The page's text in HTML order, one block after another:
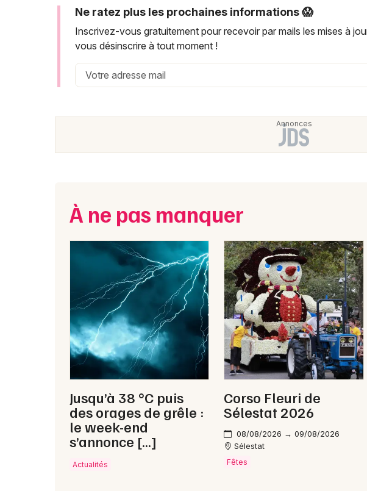
Actualités
Magazine
Mon
Ne ratez plus les prochaines informations 😱
Inscrivez-vous gratuitement pour recevoir par mails les mises à
vous désinscrire à tout moment !
À ne pas manquer
Jusqu’à 38 °C puis
des orages de grêle :
le week-end
s’annonce […]
Actualités
Corso Fleuri de
Sélestat 2026
08/08/2026 → 09/08/2026
Sélestat
Fêtes